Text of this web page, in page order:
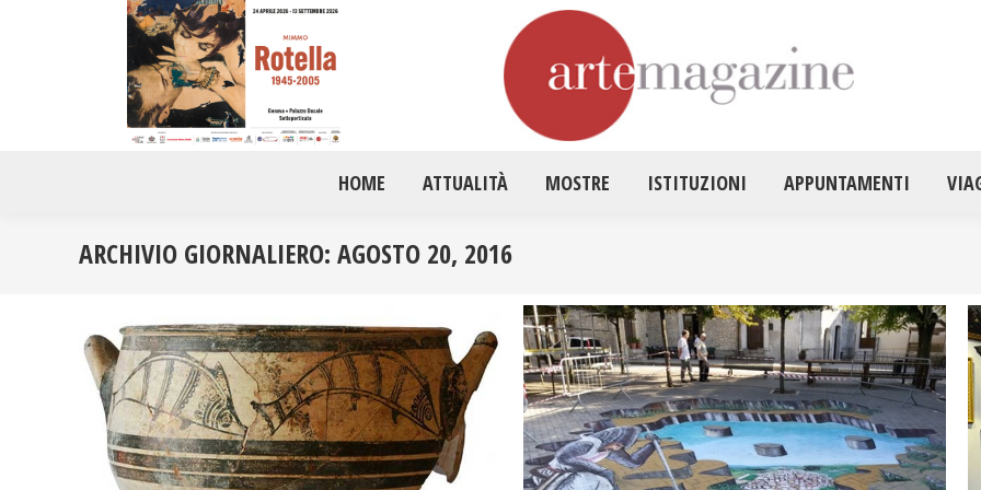
HOME ATTUALITÀ MOSTRE ISTITUZIONI APPUNTAMENTI
ARCHIVIO GIORNALIERO: AGOSTO 20, 2016
HOME